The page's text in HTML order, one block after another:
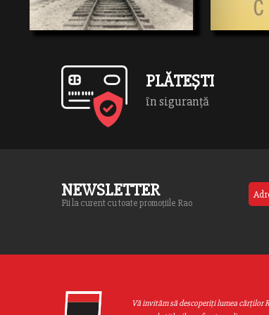
aura suprarealistă a acestei povestiri. Dora
Bruder esteun adânc omagiu adus acestei
deportate şi tuturor […]
prin fața
de alegere
dintre ele. […]
PLĂTEȘTI
în siguranță
NEWSLETTER
Fii la curent cu toate promoțiile Rao
Vă invităm să descoperiţi lumea cărţilor